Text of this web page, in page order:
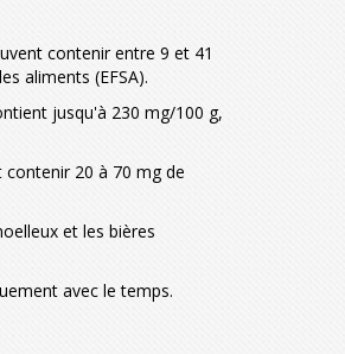
contenir entre 9 et 41
aliments (EFSA).
jusqu'à 230 mg/100 g,
20 à 70 mg de
et les bières
avec le temps.